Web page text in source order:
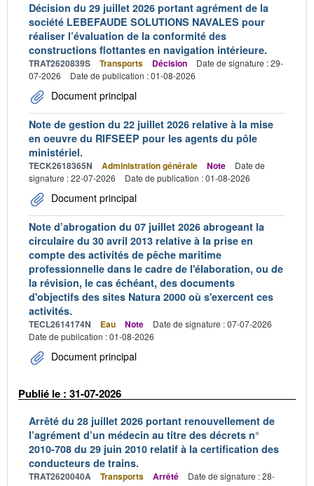
Décision du 29 juillet 2026 portant agrément de la
société LEBEFAUDE SOLUTIONS NAVALES pour
réaliser l’évaluation de la conformité des
constructions flottantes en navigation intérieure.
TRAT2620839S Transports Décision
Date de signature : 29-
07-2026
Date de publication : 01-08-2026
Document principal
Note de gestion du 22 juillet 2026 relative à la mise
en oeuvre du RIFSEEP pour les agents du pôle
ministériel.
TECK2618365N Administration générale Note
Date de
signature : 22-07-2026
Date de publication : 01-08-2026
Document principal
Note d’abrogation du 07 juillet 2026 abrogeant la
circulaire du 30 avril 2013 relative à la prise en
compte des activités de pêche maritime
professionnelle dans le cadre de l'élaboration, ou de
la révision, le cas échéant, des documents
d'objectifs des sites Natura 2000 où s'exercent ces
activités.
TECL2614174N Eau Note
Date de signature : 07-07-2026
Date de publication : 01-08-2026
Document principal
Publié le : 31-07-2026
Arrêté du 28 juillet 2026 portant renouvellement de
l’agrément d’un médecin au titre des décrets n°
2010-708 du 29 juin 2010 relatif à la certification des
conducteurs de trains.
TRAT2620040A Transports Arrêté
Date de signature : 28-